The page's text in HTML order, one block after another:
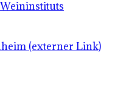
(externer Link)